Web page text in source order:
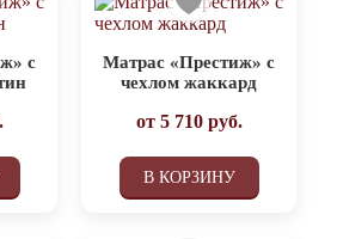
с
Матрас «Престиж» с
чехлом жаккард
от 5 710руб.
В КОРЗИНУ